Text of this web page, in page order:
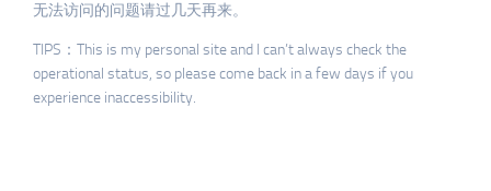
无法访问的问题请过几天再来。
TIPS：This is my personal site and I can’t always check the
operational status, so please come back in a few days if you
experience inaccessibility.